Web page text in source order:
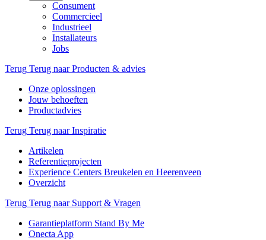
Consument
Commercieel
Industrieel
Installateurs
Jobs
Terug Terug naar Producten & advies
Onze oplossingen
Jouw behoeften
Productadvies
Terug Terug naar Inspiratie
Artikelen
Referentieprojecten
Experience Centers Breukelen en Heerenveen
Overzicht
Terug Terug naar Support & Vragen
Garantieplatform Stand By Me
Onecta App